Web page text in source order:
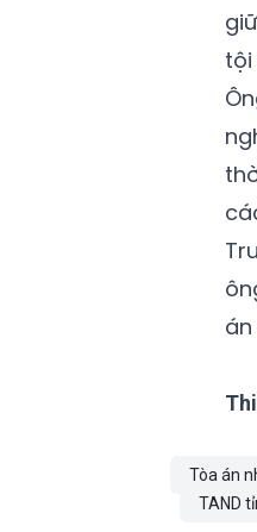
tội
án
Tòa án
TAND